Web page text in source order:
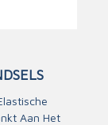
Aan Het